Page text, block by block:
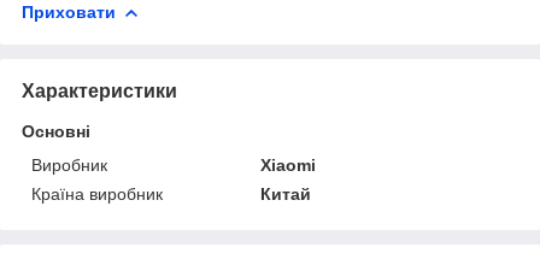
Приховати
Характеристики
Основні
Виробник
Xiaomi
Країна виробник
Китай